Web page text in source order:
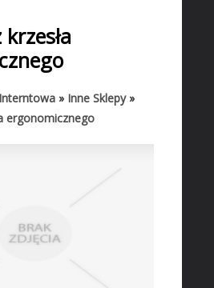
» Inne Sklepy»
ergonomicznego